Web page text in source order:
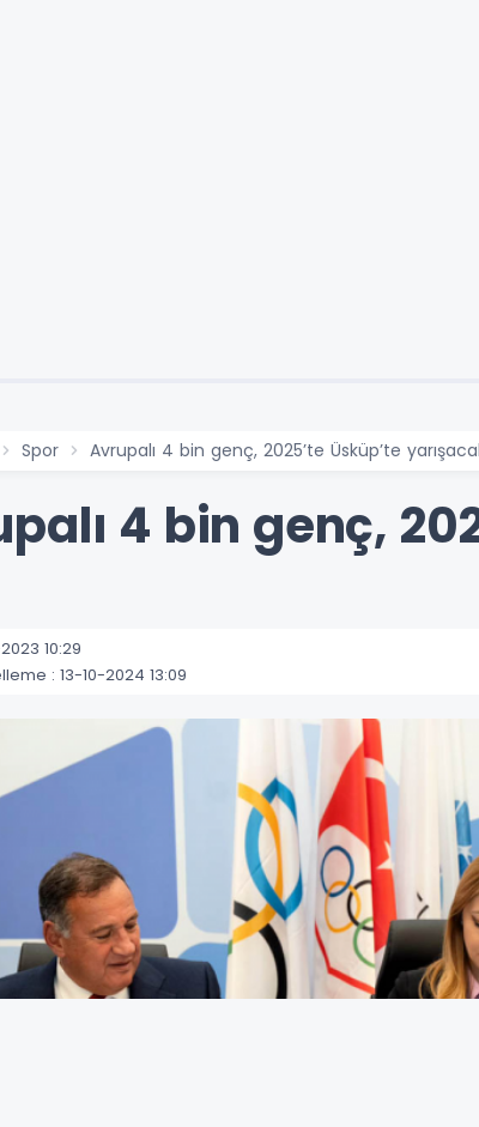
Spor Avrupalı 4 bin genç, 2025’te Üsküp’te
4 bin genç,
10:29
: 13-10-2024 13:09